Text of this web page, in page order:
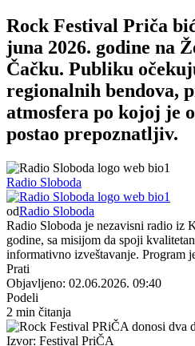
Rock Festival Priča
juna 2026. godine na
Čačku. Publiku
regionalnih bendova,
atmosfera po kojoj je
postao prepoznatljiv.
Radio Sloboda
odRadio Sloboda
Radio Sloboda je nezavisni radio iz
godine, sa misijom da spoji
informativno izveštavanje. Program
Prati
Objavljeno: 02.06.2026. 09:40
Podeli
2 min čitanja
Izvor: Festival PriČA